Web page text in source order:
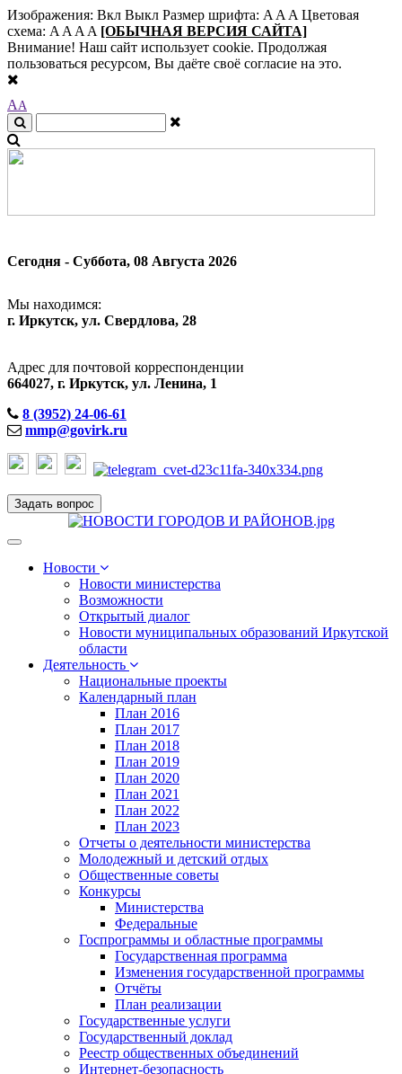
Изображения: Вкл Выкл Размер шрифта: A A A Цветовая
схема: A A A A [ОБЫЧНАЯ ВЕРСИЯ САЙТА]
Внимание! Наш сайт использует cookie. Продолжая
пользоваться ресурсом, Вы даёте своё согласие на это.
AA
Сегодня - Суббота, 08 Августа 2026
Мы находимся:
г. Иркутск, ул. Свердлова, 28
Адрес для почтовой корреспонденции
664027, г. Иркутск, ул. Ленина, 1
8 (3952) 24-06-61
mmp@govirk.ru
Задать вопрос
Toggle
navigationНовости
Новости министерства
Возможности
Открытый диалог
Новости муниципальных образований Иркутской
области
Деятельность
Национальные проекты
Календарный план
План 2016
План 2017
План 2018
План 2019
План 2020
План 2021
План 2022
План 2023
Отчеты о деятельности министерства
Молодежный и детский отдых
Общественные советы
Конкурсы
Министерства
Федеральные
Госпрограммы и областные программы
Государственная программа
Изменения государственной программы
Отчёты
План реализации
Государственные услуги
Государственный доклад
Реестр общественных объединений
Интернет-безопасность